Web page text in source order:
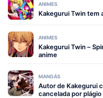
ANIMES
Kakegurui Twin tem
ANIMES
Kakegurui Twin –
anime
MANGÁS
Autor de Kakegurui
cancelada por plágio